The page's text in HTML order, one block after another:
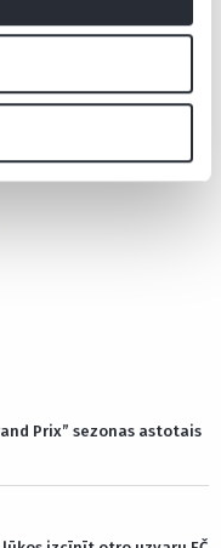
Prix” sezonas astotais